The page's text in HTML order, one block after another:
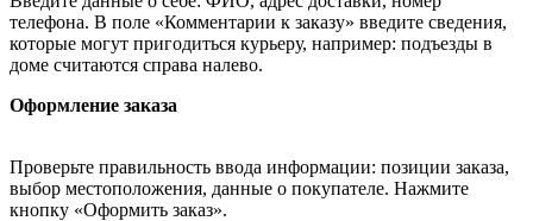
телефона. В поле «Комментарии к заказу» введите сведения,
которые могут пригодиться курьеру, например: подъезды в
доме считаются справа налево.
Оформление заказа
Проверьте правильность ввода информации: позиции заказа,
выбор местоположения, данные о покупателе. Нажмите
кнопку «Оформить заказ».